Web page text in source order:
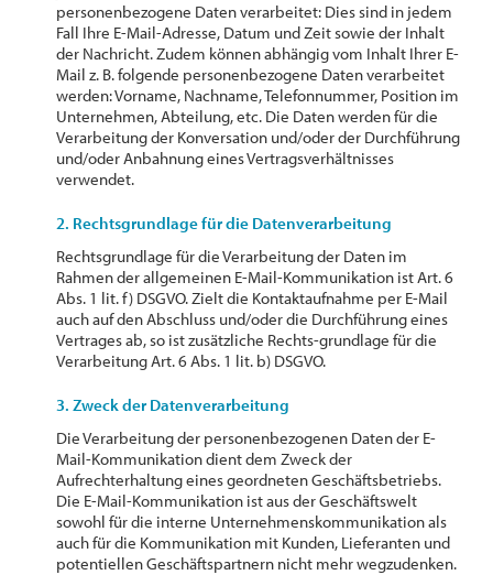
personenbezogene Daten verarbeitet: Dies sind in jedem
Fall Ihre E-Mail-Adresse, Datum und Zeit sowie der Inhalt
der Nachricht. Zudem können abhängig vom Inhalt Ihrer E-
Mail z. B. folgende personenbezogene Daten verarbeitet
werden: Vorname, Nachname, Telefonnummer, Position im
Unternehmen, Abteilung, etc. Die Daten werden für die
Verarbeitung der Konversation und/oder der Durchführung
und/oder Anbahnung eines Vertragsverhältnisses
verwendet.
2. Rechtsgrundlage für die Datenverarbeitung
Rechtsgrundlage für die Verarbeitung der Daten im
Rahmen der allgemeinen E-Mail-Kommunikation ist Art. 6
Abs. 1 lit. f) DSGVO. Zielt die Kontaktaufnahme per E-Mail
auch auf den Abschluss und/oder die Durchführung eines
Vertrages ab, so ist zusätzliche Rechts-grundlage für die
Verarbeitung Art. 6 Abs. 1 lit. b) DSGVO.
3. Zweck der Datenverarbeitung
Die Verarbeitung der personenbezogenen Daten der E-
Mail-Kommunikation dient dem Zweck der
Aufrechterhaltung eines geordneten Geschäftsbetriebs.
Die E-Mail-Kommunikation ist aus der Geschäftswelt
sowohl für die interne Unternehmenskommunikation als
auch für die Kommunikation mit Kunden, Lieferanten und
potentiellen Geschäftspartnern nicht mehr wegzudenken.